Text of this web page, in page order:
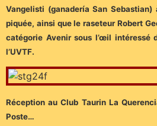
Vangelisti (ganadería San
piquée, ainsi que le raseteur Robert
catégorie Avenir sous l’œil intéressé
l’UVTF.
Réception au Club Taurin La
Poste…